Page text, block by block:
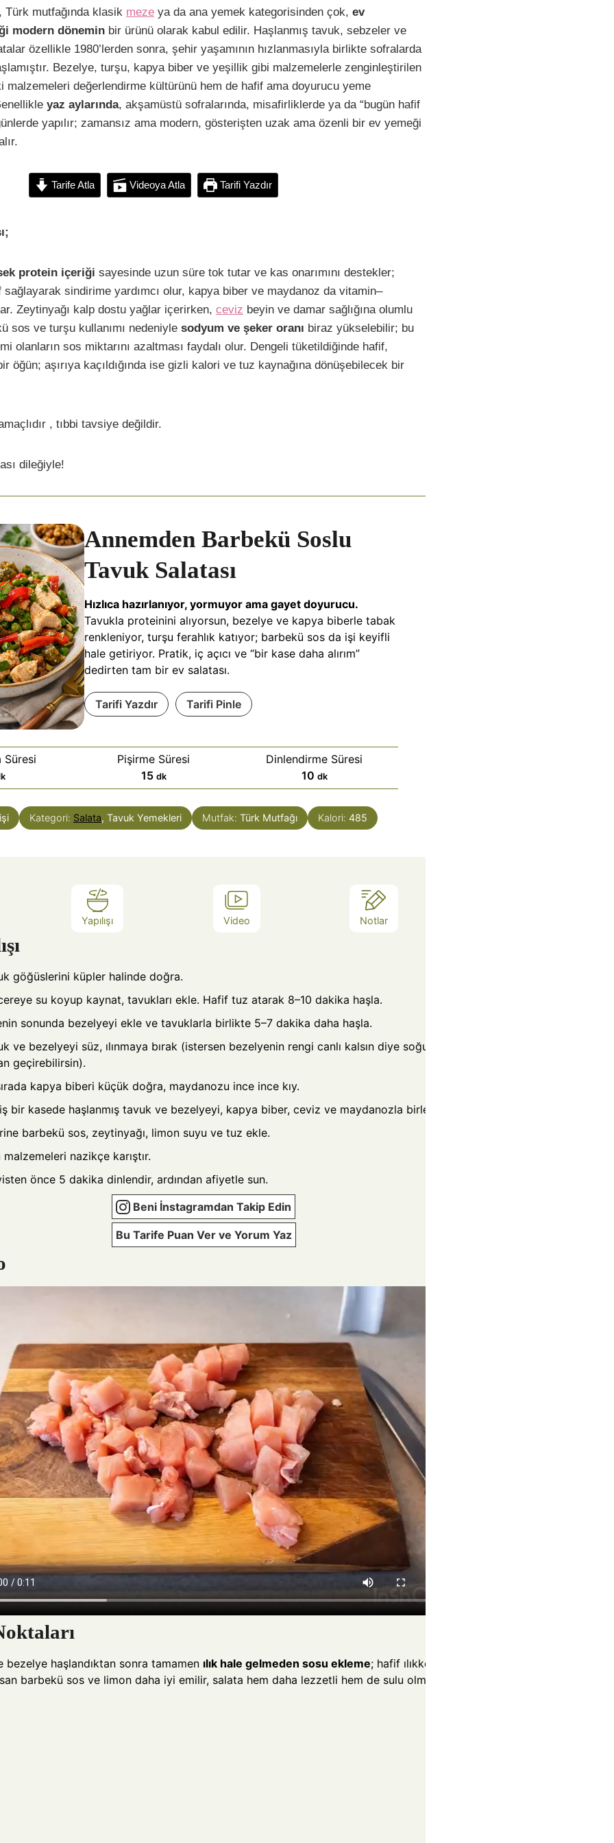
h
a
r
e
, Türk mutfağında klasik meze ya da ana yemek kategorisinden çok, ev
modern dönemin bir ürünü olarak kabul edilir. Haşlanmış tavuk, sebzeler ve
özellikle 1980’lerden sonra, şehir yaşamının hızlanmasıyla birlikte sofralarda
Bezelye, turşu, kapya biber ve yeşillik gibi malzemelerle zenginleştirilen
malzemeleri değerlendirme kültürünü hem de hafif ama doyurucu yeme
yaz aylarında, akşamüstü sofralarında, misafirliklerde ya da “bugün hafif
yapılır; zamansız ama modern, gösterişten uzak ama özenli bir ev yemeği
Tarife Atla Videoya Atla Tarifi Yazdır
protein içeriği sayesinde uzun süre tok tutar ve kas onarımını destekler;
sindirime yardımcı olur, kapya biber ve maydanoz da vitamin–
Zeytinyağı kalp dostu yağlar içerirken, ceviz beyin ve damar sağlığına olumlu
sos ve turşu kullanımı nedeniyle sodyum ve şeker oranı biraz yükselebilir; bu
olanların sos miktarını azaltması faydalı olur. Dengeli tüketildiğinde hafif,
öğün; aşırıya kaçıldığında ise gizli kalori ve tuz kaynağına dönüşebilecek bir
, tıbbi tavsiye değildir.
dileğiyle!
Annemden Barbekü Soslu
Tavuk Salatası
Hızlıca hazırlanıyor, yormuyor ama gayet doyurucu.
Tavukla proteinini alıyorsun, bezelye ve kapya biberle tabak
renkleniyor, turşu ferahlık katıyor; barbekü sos da işi keyifli
hale getiriyor. Pratik, iç açıcı ve “bir kase daha alırım”
dedirten tam bir ev salatası.
Tarifi Yazdır Tarifi Pinle
Süresi
Pişirme Süresi
15d
a
k
i
dk
Dinlendirme Süresi
10d
a
k
dk
Kategori: Salata, Tavuk Yemekleri Mutfak: Türk Mutfağı Kalori: 485
Yapılışı Video Notlar
göğüslerini küpler halinde doğra.
su koyup kaynat, tavukları ekle. Hafif tuz atarak 8–10 dakika haşla.
sonunda bezelyeyi ekle ve tavuklarla birlikte 5–7 dakika daha haşla.
ve bezelyeyi süz, ılınmaya bırak (istersen bezelyenin rengi canlı kalsın diye soğuk
geçirebilirsin).
kapya biberi küçük doğra, maydanozu ince ince kıy.
bir kasede haşlanmış tavuk ve bezelyeyi, kapya biber, ceviz ve maydanozla birleştir.
barbekü sos, zeytinyağı, limon suyu ve tuz ekle.
malzemeleri nazikçe karıştır.
önce 5 dakika dinlendir, ardından afiyetle sun.
Beni İnstagramdan Takip Edin
Bu Tarife Puan Ver ve Yorum Yaz
bezelye haşlandıktan sonra tamamen ılık hale gelmeden sosu ekleme; hafif ılıkken
barbekü sos ve limon daha iyi emilir, salata hem daha lezzetli hem de sulu olmaz.